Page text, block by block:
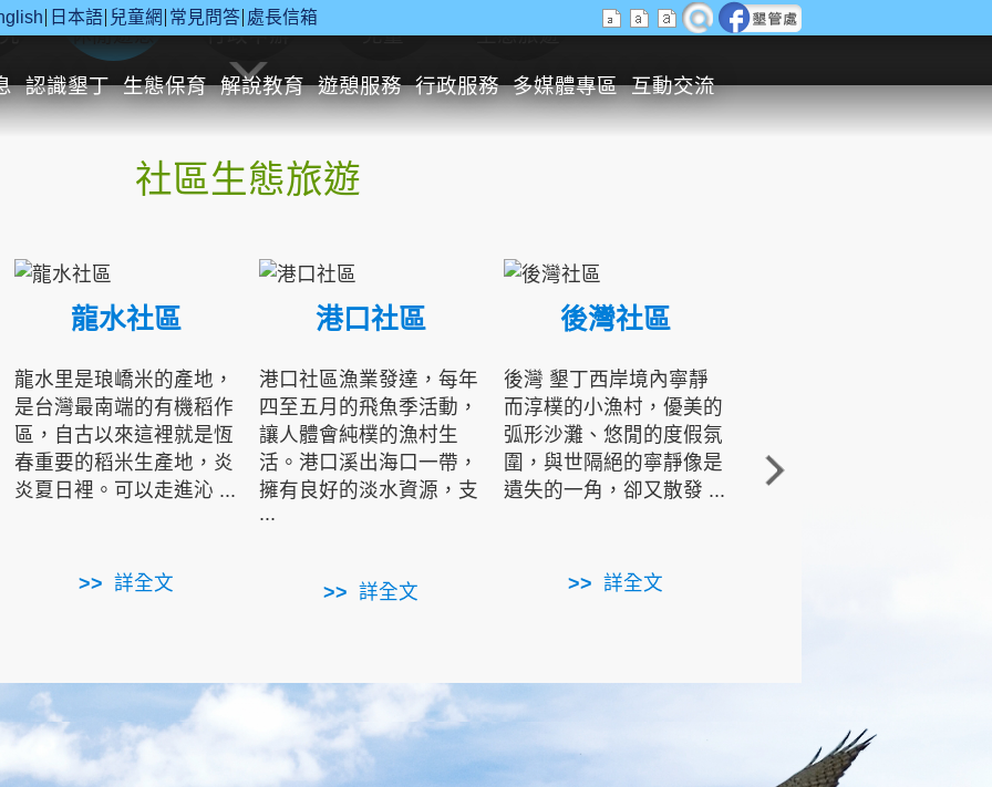
日本語 兒童網 常見問答 處長信箱
認識墾丁 生態保育 解說教育 遊憩服務 行政服務 多媒體專區 互動交流
休閒遊憩 行政申辦 兒童 生態旅遊
社區生態旅遊
龍水社區
龍水里是琅嶠米的產地，
是台灣最南端的有機稻作
區，自古以來這裡就是恆
春重要的稻米生產地，炎
炎夏日裡。可以走進沁 ...
詳全文
港口社區
港口社區漁業發達，每年
四至五月的飛魚季活動，
讓人體會純樸的漁村生
活。港口溪出海口一帶，
擁有良好的淡水資源，支
...
詳全文
後灣社區
後灣 墾丁西岸境內寧靜
而淳樸的小漁村，優美的
弧形沙灘、悠閒的度假氛
圍，與世隔絕的寧靜像是
遺失的一角，卻又散發 ...
詳全文
角的端點，冬季海浪拍打
著礁岸，旺盛的侵蝕作